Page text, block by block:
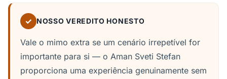
✓ NOSSO VEREDITO HONESTO
Vale o mimo extra se um cenário irrepetível for
importante para si — o Aman Sveti Stefan
proporciona uma experiência genuinamente sem